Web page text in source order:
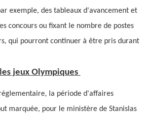
exemple, des tableaux d'avancement et
concours ou fixant le nombre de postes
qui pourront continuer à être pris durant
jeux Olympiques
la période d'affaires
marquée, pour le ministère de Stanislas